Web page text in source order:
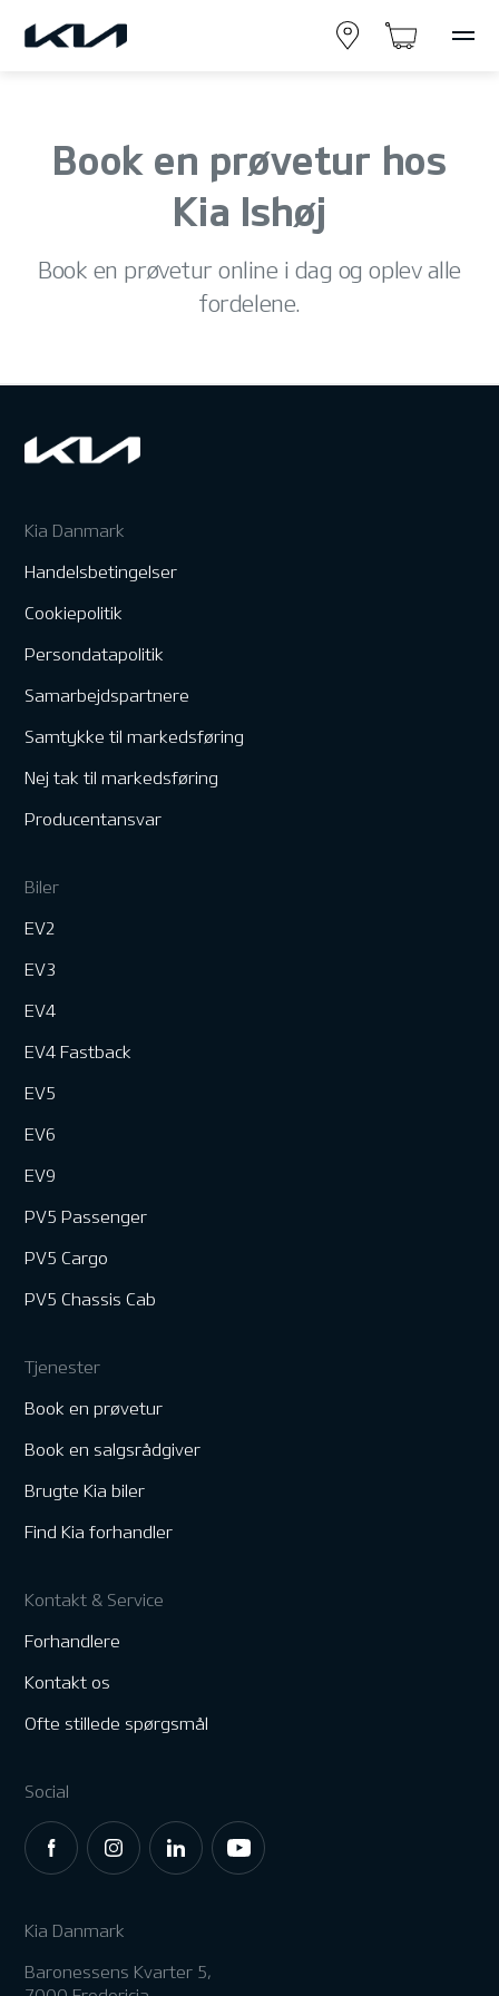
Book en prøvetur hos
Kia Ishøj
Book en prøvetur online i dag og oplev alle
fordelene.
Kia Danmark
Handelsbetingelser
Cookiepolitik
Persondatapolitik
Samarbejdspartnere
Samtykke til markedsføring
Nej tak til markedsføring
Producentansvar
Biler
EV2
EV3
EV4
EV4 Fastback
EV5
EV6
EV9
PV5 Passenger
PV5 Cargo
PV5 Chassis Cab
Tjenester
Book en prøvetur
Book en salgsrådgiver
Brugte Kia biler
Find Kia forhandler
Kontakt & Service
Forhandlere
Kontakt os
Ofte stillede spørgsmål
Social
Kia Danmark
Baronessens Kvarter 5,